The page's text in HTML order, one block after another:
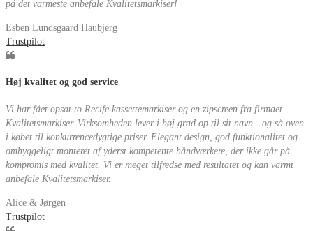
på det varmeste anbefale Kvalitetsmarkiser!
Esben Lundsgaard Haubjerg
Trustpilot
Høj kvalitet og god service
Vi har fået opsat to Recife kassettemarkiser og en zipscreen fra firmaet
Kvalitetsmarkiser. Virksomheden lever i høj grad op til sit navn - og så oven
i købet til konkurrencedygtige priser. Elegant design, god funktionalitet og
omhyggeligt monteret af yderst kompetente håndværkere, der ikke går på
kompromis med kvalitet. Vi er meget tilfredse med resultatet og kan varmt
anbefale Kvalitetsmarkiser.
Alice & Jørgen
Trustpilot